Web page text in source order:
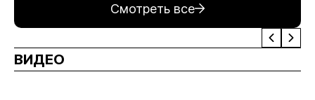
Смотреть все
ВИДЕО